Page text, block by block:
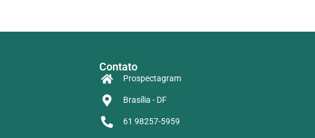
Contato
Prospectagram
Brasília - DF
61 98257-5959